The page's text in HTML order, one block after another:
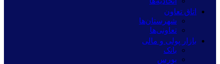
اتاق تعاون
شهرستان‌ها
تعاونی‌ها
بازار پولی و مالی
بانک
بورس